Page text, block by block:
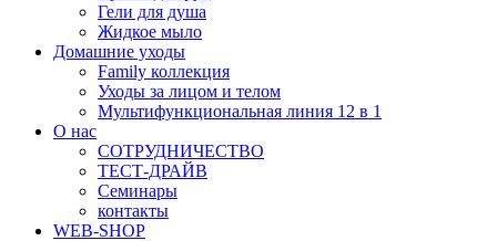
Гели для душа
Жидкое мыло
Домашние уходы
Family коллекция
Уходы за лицом и телом
Мультифункциональная линия 12 в 1
О нас
СОТРУДНИЧЕСТВО
ТЕСТ-ДРАЙВ
Семинары
контакты
WEB-SHOP